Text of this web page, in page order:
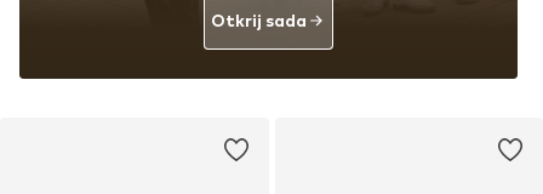
Otkrij sada